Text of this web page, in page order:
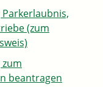
(zum
beantragen